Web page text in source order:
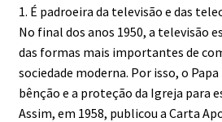
1. É padroeira da televisão e das
No final dos anos 1950, a televisão
das formas mais importantes de
sociedade moderna. Por isso, o
bênção e a proteção da Igreja para
Assim, em 1958, publicou a Carta